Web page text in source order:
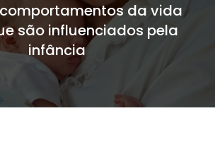
da vida
são influenciados pela
infância